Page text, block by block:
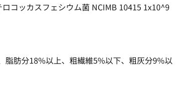
コッカスフェシウム菌 NCIMB 10415 1x10^9
肪分18%以上、粗繊維5%以下、粗灰分9%以